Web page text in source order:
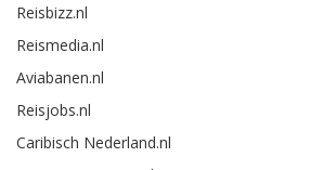
Reisbizz.nl
Reismedia.nl
Aviabanen.nl
Reisjobs.nl
Caribisch Nederland.nl